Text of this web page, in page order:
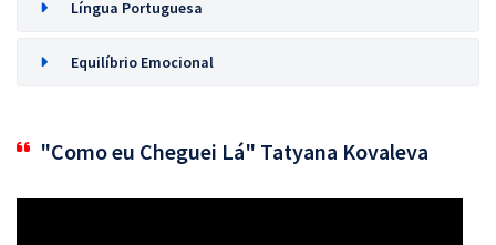
Língua Portuguesa
Equilíbrio Emocional
"Como eu Cheguei Lá" Tatyana Kovaleva